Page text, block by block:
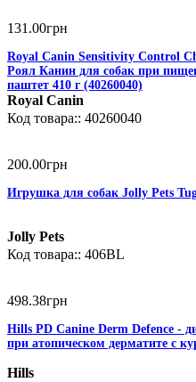
131 .00грн
Royal Canin Sensitivity Control
Роял Канин для собак при
паштет 410 г (40260040)
Royal Canin
40260040
200.00грн
Игрушка для собак Jolly Pets
Jolly Pets
406BL
498.38грн
Hills PD Canine Derm Defence -
при атопическом дерматите с
Hills